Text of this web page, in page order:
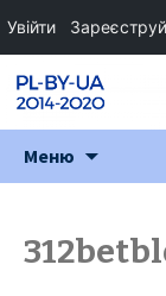
Меню
Увійти